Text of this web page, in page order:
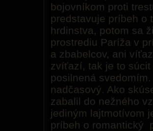
bojovníkom proti
predstavuje príbeh o
hrdinstva, potom sa
prostrediu Paríža v
a zbabelcov, ani
zvíťazí, tak je to
posilnená
nadčasový. Ako
zabalil do nežného
jediným lajtmotívom
príbeh o romantický